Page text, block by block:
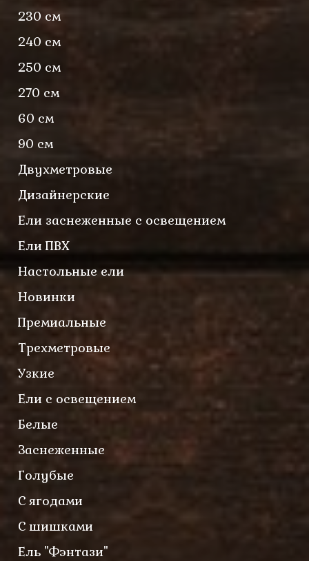
230 см
240 см
250 см
270 см
60 см
90 см
Двухметровые
Дизайнерские
Ели заснеженные с освещением
Ели ПВХ
Настольные ели
Новинки
Премиальные
Трехметровые
Узкие
Ели с освещением
Белые
Заснеженные
Голубые
С ягодами
С шишками
Ель "Фэнтази"